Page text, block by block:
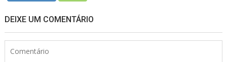
DEIXE UM COMENTÁRIO